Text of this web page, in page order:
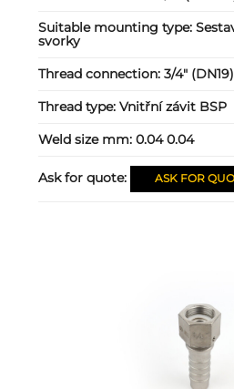
Suitable mounting type:
svorky
Thread connection:3/4" (DN19)
Thread type:Vnitřní závit BSP
Weld size mm:0.04 0.04
Ask for quote: ASK FOR